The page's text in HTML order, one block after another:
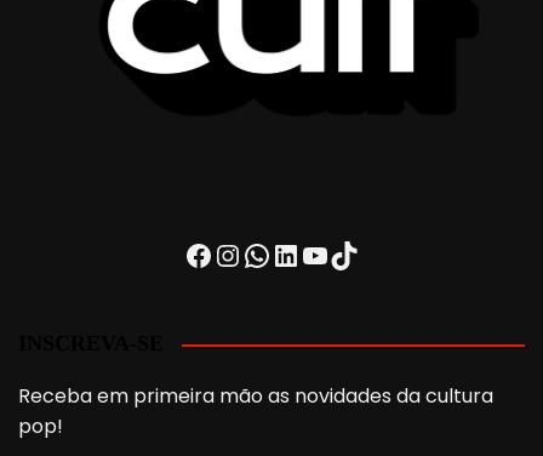
Facebook
Instagram
WhatsApp
LinkedIn
Youtube
TikTok
Receba em primeira mão as novidades da cultura
pop!